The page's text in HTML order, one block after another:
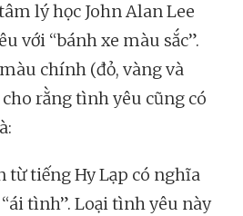
lý học John Alan Lee
với “bánh xe màu sắc”.
chính (đỏ, vàng và
rằng tình yêu cũng có
từ tiếng Hy Lạp có nghĩa
tình”. Loại tình yêu này